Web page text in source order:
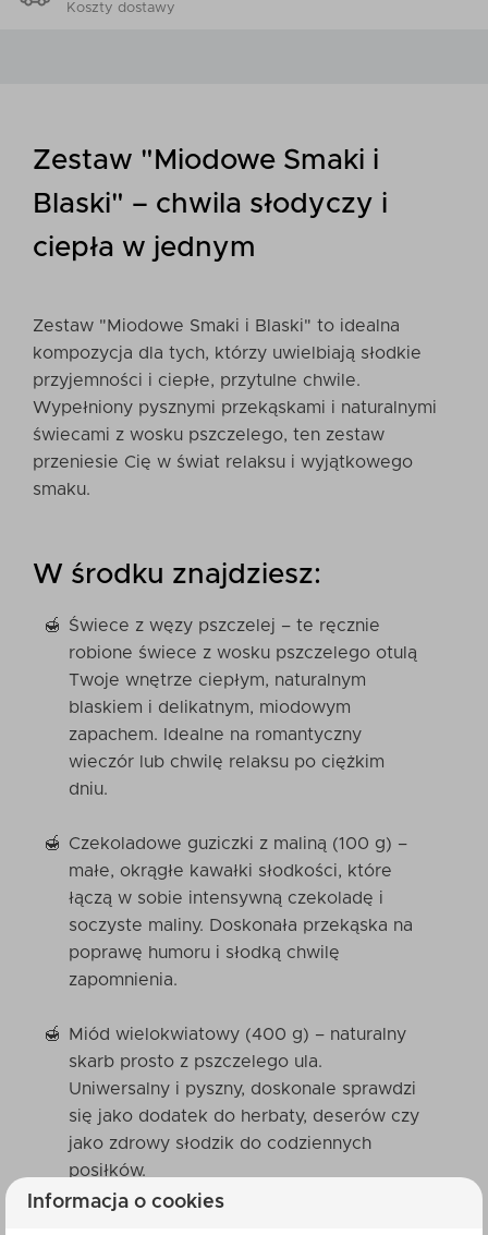
Koszty dostawy
Zestaw "Miodowe Smaki i
Blaski" – chwila słodyczy i
ciepła w jednym
Zestaw "Miodowe Smaki i Blaski" to idealna
kompozycja dla tych, którzy uwielbiają słodkie
przyjemności i ciepłe, przytulne chwile.
Wypełniony pysznymi przekąskami i naturalnymi
świecami z wosku pszczelego, ten zestaw
przeniesie Cię w świat relaksu i wyjątkowego
smaku.
W środku znajdziesz:
Świece z węzy pszczelej – te ręcznie
robione świece z wosku pszczelego otulą
Twoje wnętrze ciepłym, naturalnym
blaskiem i delikatnym, miodowym
zapachem. Idealne na romantyczny
wieczór lub chwilę relaksu po ciężkim
dniu.
Czekoladowe guziczki z maliną (100 g) –
małe, okrągłe kawałki słodkości, które
łączą w sobie intensywną czekoladę i
soczyste maliny. Doskonała przekąska na
poprawę humoru i słodką chwilę
zapomnienia.
Miód wielokwiatowy (400 g) – naturalny
skarb prosto z pszczelego ula.
Uniwersalny i pyszny, doskonale sprawdzi
się jako dodatek do herbaty, deserów czy
jako zdrowy słodzik do codziennych
posiłków.
Informacja o cookies